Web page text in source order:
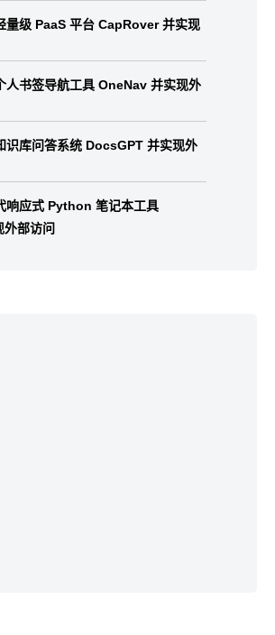
量级 PaaS 平台 CapRover 并实现
人书签导航工具 OneNav 并实现外
识库问答系统 DocsGPT 并实现外
响应式 Python 笔记本工具
部访问